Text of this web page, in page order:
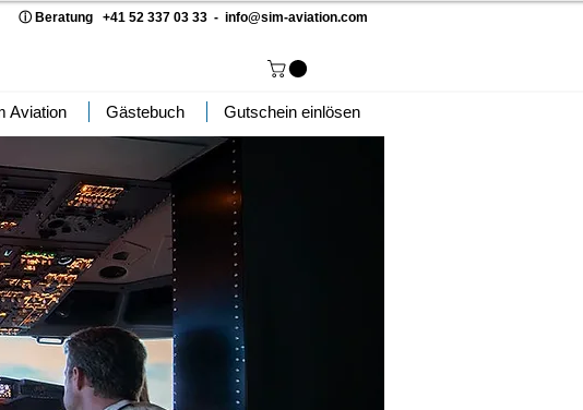
ⓘ Beratung +41 52 337 03 33 - info@sim-aviation.com
Aviation Gästebuch Gutschein einlösen